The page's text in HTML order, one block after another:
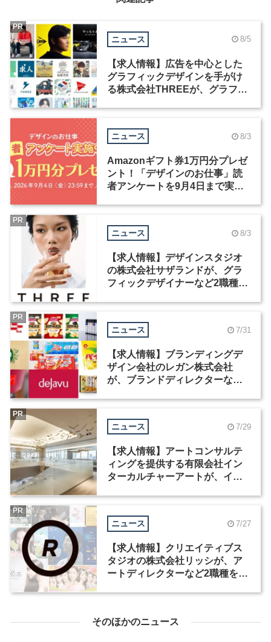
ニュース 8/5
【求人情報】広告を中心とした
グラフィックデザインを手がけ
る株式会社THREEが、グラフィ
PR
ニュース 8/3
Amazonギフト券1万円分プレゼ
ント！「デザインのお仕事」読
者アンケートを9月4日まで実施
ニュース 8/3
【求人情報】デザインスタジオ
の株式会社サザランドが、グラ
フィックデザイナーなど2職種を
PR
ニュース 7/31
【求人情報】ブランディングデ
ザイン会社のレガン株式会社
が、ブランドディレクターなど3
PR
ニュース 7/29
【求人情報】アートコンサルテ
ィングを提供する有限会社イン
ターカルチャーアートが、イン
PR
ニュース 7/27
【求人情報】クリエイティブス
タジオの株式会社リッシが、ア
ートディレクターなど2職種を募
PR
そのほかのニュース